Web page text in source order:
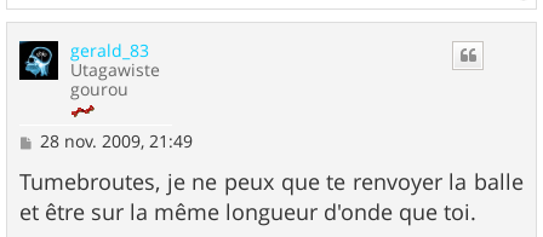
a
gerald_83
Utagawiste
gourou
M
s
s
a
28 nov. 2009, 21:49
Tumebroutes, je ne peux que te renvoyer la balle
et être sur la même longueur d'onde que toi.